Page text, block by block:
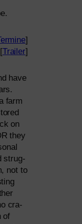
]
[Trailer]
have
farm
on
they
strug­
not to
cra­
of